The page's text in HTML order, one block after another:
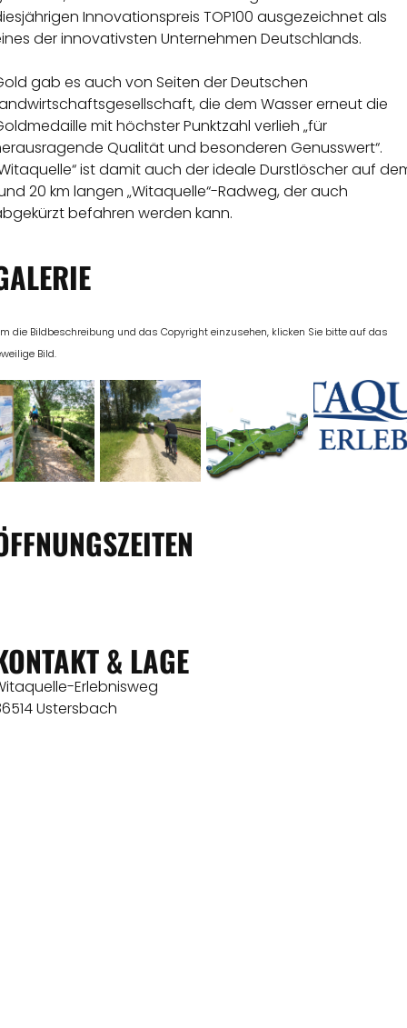
Innovationspreis TOP100 ausgezeichnet als
der innovativsten Unternehmen Deutschlands.
gab es auch von Seiten der Deutschen
die dem Wasser erneut die
mit höchster Punktzahl verlieh „für
Qualität und besonderen Genusswert“.
ist damit auch der ideale Durstlöscher auf
20 km langen „Witaquelle“-Radweg, der auch
befahren werden kann.
die Bildbeschreibung und das Copyright einzusehen, klicken Sie bitte auf das
Bild.
& LAGE
Erlebnisweg
Ustersbach